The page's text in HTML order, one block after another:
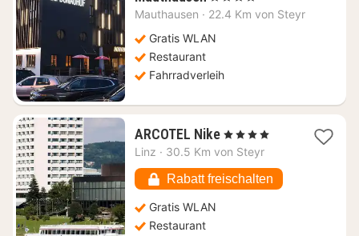
Nacht
110,36
Mauthausen · 22.4 Km von Steyr
Gratis WLAN
Restaurant
Fahrradverleih
ARCOTEL Nike1
Nacht
61,96
€
, 4 Sterne
Linz · 30.5 Km von Steyr
Rabatt freischalten
Gratis WLAN
Restaurant